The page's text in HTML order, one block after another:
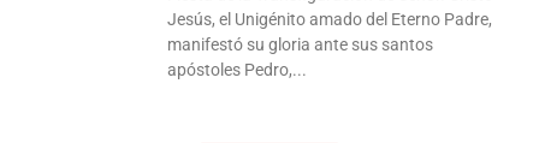
Jesús, el Unigénito amado del Eterno Padre,
manifestó su gloria ante sus santos
apóstoles Pedro,